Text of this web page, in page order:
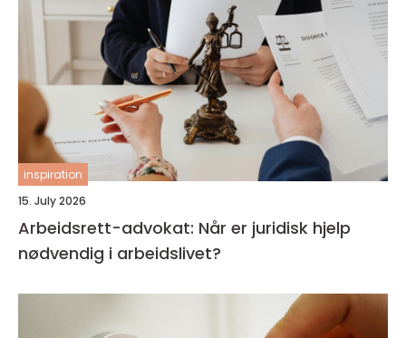
inspiration
15. July 2026
Arbeidsrett-advokat: Når er juridisk hjelp
nødvendig i arbeidslivet?